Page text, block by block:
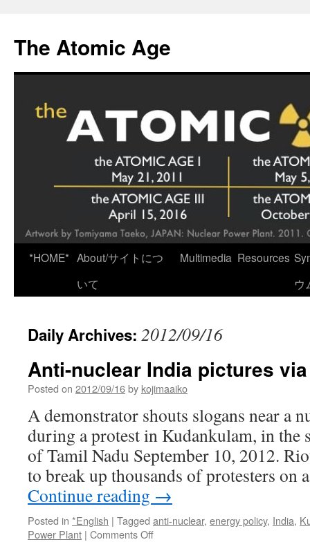
content
The Atomic Age
*HOME* About/サイトにつ
いて
Multimedia Resources
ウ
Daily Archives: 2012/09/16
Anti-nuclear India pictures
Posted on 2012/09/16by kojimaaiko
A demonstrator shouts slogans near a
during a protest in Kudankulam, in the
of Tamil Nadu September 10, 2012.
to break up thousands of protesters on
Continue reading →
Posted in *English | Tagged anti-nuclear, energy policy, India,
Power Plant | Comments Offon